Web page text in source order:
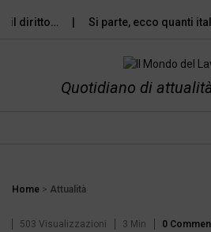
diritto… Si parte, ecco quanti
Quotidiano di
Home > Attualità
503 Visualizzazioni 3 Min 0